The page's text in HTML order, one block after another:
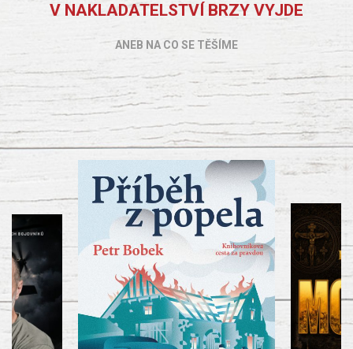
V NAKLADATELSTVÍ BRZY VYJDE
ANEB NA CO SE TĚŠÍME